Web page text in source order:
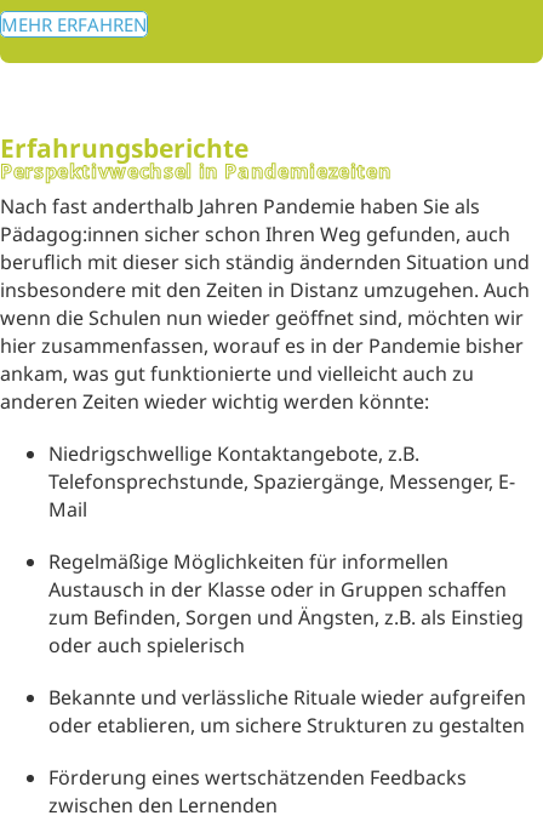
MEHR ERFAHREN
Erfahrungsberichte
Perspektivwechsel in Pandemiezeiten
Nach fast anderthalb Jahren Pandemie haben Sie als
Pädagog:innen sicher schon Ihren Weg gefunden, auch
beruflich mit dieser sich ständig ändernden Situation und
insbesondere mit den Zeiten in Distanz umzugehen. Auch
wenn die Schulen nun wieder geöffnet sind, möchten wir
hier zusammenfassen, worauf es in der Pandemie bisher
ankam, was gut funktionierte und vielleicht auch zu
anderen Zeiten wieder wichtig werden könnte:
Niedrigschwellige Kontaktangebote, z.B.
Telefonsprechstunde, Spaziergänge, Messenger, E-
Mail
Regelmäßige Möglichkeiten für informellen
Austausch in der Klasse oder in Gruppen schaffen
zum Befinden, Sorgen und Ängsten, z.B. als Einstieg
oder auch spielerisch
Bekannte und verlässliche Rituale wieder aufgreifen
oder etablieren, um sichere Strukturen zu gestalten
Förderung eines wertschätzenden Feedbacks
zwischen den Lernenden